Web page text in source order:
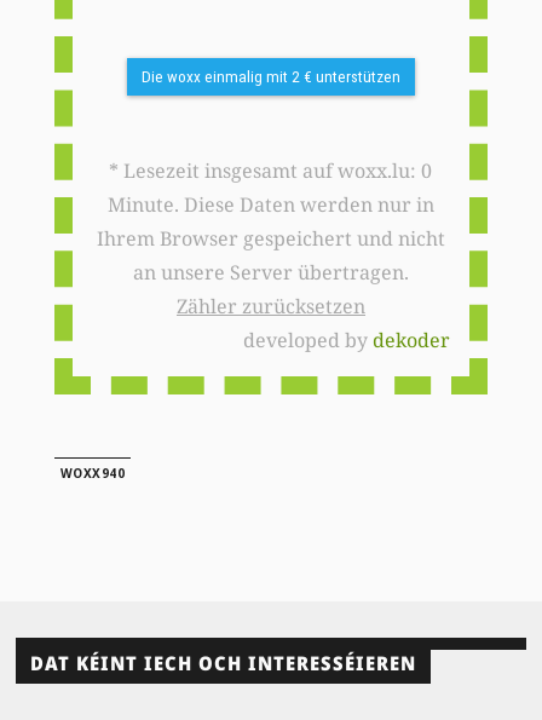
Die woxx einmalig mit 2 € unterstützen
* Lesezeit insgesamt auf woxx.lu: 0
Minute. Diese Daten werden nur in
Ihrem Browser gespeichert und nicht
an unsere Server übertragen.
Zähler zurücksetzen
developed bydekoder
WOXX940
DAT KÉINT IECH OCH INTERESSÉIEREN